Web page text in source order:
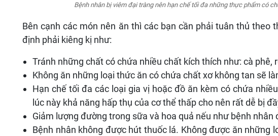
Bệnh nhân bị viêm đại tràng nên hạn chế tối đa những thực phẩm có
Bên cạnh các món nên ăn thì các bạn cần phải tuân thủ
định phải kiêng kị như:
Tránh những chất có chứa nhiều chất kích thích như: cà phê,
Không ăn những loại thức ăn có chứa chất xơ không tan sẽ
Hạn chế tối đa các loại gia vị hoặc đồ ăn kèm có chứa
lúc này khả năng hấp thụ của cơ thể thấp cho nên rất dễ bị
Giảm lượng đường trong sữa và hoa quả nếu như bệnh nhân
Bệnh nhân không được hút thuốc lá. Không được ăn những